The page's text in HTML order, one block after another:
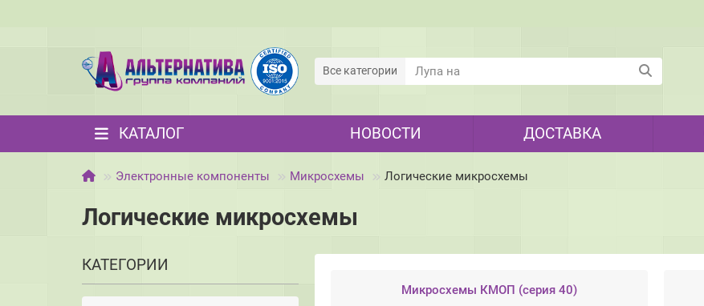
Все категории
КАТАЛОГ НОВОСТИ ДОСТАВКА
Электронные компоненты Микросхемы Логические микросхемы
Логические микросхемы
КАТЕГОРИИ
Микросхемы КМОП (серия 40)